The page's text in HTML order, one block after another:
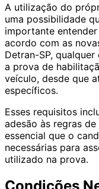
A utilização do
uma possibilidade
importante
acordo com as
Detran-SP,
a prova de
veículo, desde que
específicos.
Esses requisitos
adesão às regras
essencial que o
necessárias para
utilizado na prova.
Condições